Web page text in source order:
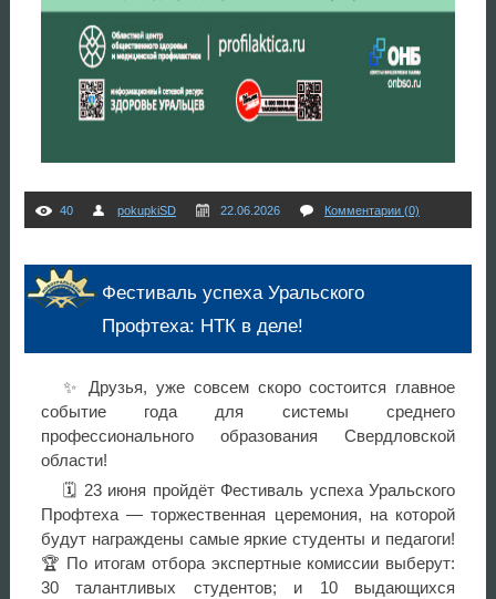
40 pokupkiSD 22.06.2026 Комментарии (0)
Фестиваль успеха Уральского
Профтеха: НТК в деле!
✨ Друзья, уже совсем скоро состоится главное
событие года для системы среднего
профессионального образования Свердловской
области!
🗓 23 июня пройдёт Фестиваль успеха Уральского
Профтеха — торжественная церемония, на которой
будут награждены самые яркие студенты и педагоги!
🏆 По итогам отбора экспертные комиссии выберут:
30 талантливых студентов; и 10 выдающихся